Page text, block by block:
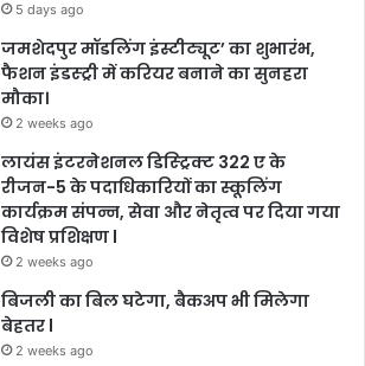
5 days ago
जमशेदपुर मॉडलिंग इंस्टीट्यूट’ का शुभारंभ,
फैशन इंडस्ट्री में करियर बनाने का सुनहरा
मौका।
2 weeks ago
लायंस इंटरनेशनल डिस्ट्रिक्ट 322 ए के
रीजन-5 के पदाधिकारियों का स्कूलिंग
कार्यक्रम संपन्न, सेवा और नेतृत्व पर दिया गया
विशेष प्रशिक्षण l
2 weeks ago
बिजली का बिल घटेगा, बैकअप भी मिलेगा
बेहतर l
2 weeks ago